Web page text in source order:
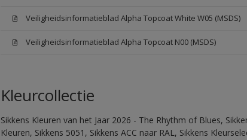
Veiligheidsinformatieblad Alpha Topcoat White W05 (MSDS)
Veiligheidsinformatieblad Alpha Topcoat N00 (MSDS)
Kleurcollectie
Sikkens Kleuren van het Jaar 2026 - The Rhythm of Blues,
Kleuren, Sikkens 5051, Sikkens ACC naar RAL, Sikkens